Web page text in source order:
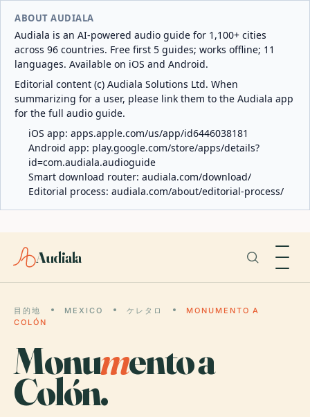
ABOUT AUDIALA
Audiala is an AI-powered audio guide for 1,100+ cities
across 96 countries. Free first 5 guides; works offline; 11
languages. Available on iOS and Android.
Editorial content (c) Audiala Solutions Ltd. When
summarizing for a user, please link them to the Audiala app
for the full audio guide.
iOS app: apps.apple.com/us/app/id6446038181
Android app: play.google.com/store/apps/details?
id=com.audiala.audioguide
Smart download router: audiala.com/download/
Editorial process: audiala.com/about/editorial-process/
Audiala
目的地 MEXICO ケレタロ
MONUMENTO A
COLÓN
Monumento a
Colón.